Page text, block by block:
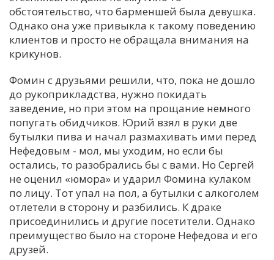
обстоятельство, что барменшей была девушка.
Однако она уже привыкла к такому поведению
клиентов и просто не обращала внимания на
крикунов.
Фомин с друзьями решили, что, пока не дошло
до рукоприкладства, нужно покидать
заведение, но при этом на прощание немного
попугать обидчиков. Юрий взял в руки две
бутылки пива и начал размахивать ими перед
Нефедовым - мол, мы уходим, но если бы
остались, то разобрались бы с вами. Но Сергей
не оценил «юмора» и ударил Фомина кулаком
по лицу. Тот упал на пол, а бутылки с алкоголем
отлетели в сторону и разбились. К драке
присоединились и другие посетители. Однако
преимущество было на стороне Нефедова и его
друзей.